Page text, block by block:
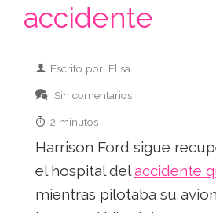
accidente
Escrito por: Elisa
Sin comentarios
2 minutos
Harrison Ford sigue
el hospital delaccidente
mientras pilotaba su